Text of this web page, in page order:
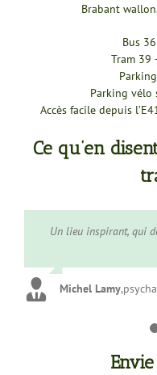
Brabant
Bus
Tram 39
Parking vélo
Accès facile depuis
Ce qu’en
Un lieu inspirant, qui
Michel Lamy,
Un lieu serein et
ressourcer. Une
Coraline Charles,
Un centre calme
différentes, cours
Marianne Descamps
Un lieu paisible et aéré
bien-être et de